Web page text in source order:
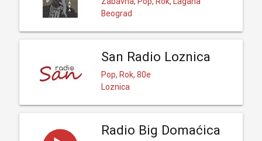
Beograd
San Radio Loznica
Pop, Rok, 80e
Loznica
Radio Big Domaćica